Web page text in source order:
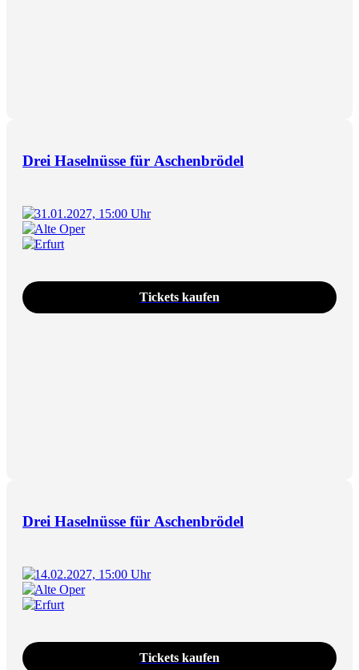
Drei Haselnüsse für Aschenbrödel
31.01.2027, 15:00 Uhr
Alte Oper
Erfurt
Tickets kaufen
Drei Haselnüsse für Aschenbrödel
14.02.2027, 15:00 Uhr
Alte Oper
Erfurt
Tickets kaufen